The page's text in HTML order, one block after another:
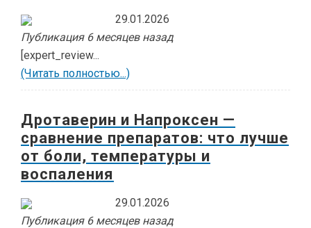
29.01.2026
Публикация 6 месяцев назад
[expert_review...
(Читать полностью...)
Дротаверин и Напроксен —
сравнение препаратов: что лучше
от боли, температуры и
воспаления
29.01.2026
Публикация 6 месяцев назад